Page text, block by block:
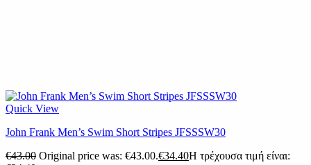
Quick View
John Frank Men’s Swim Short Stripes JFSSSW30
€43.00 Original price was: €43.00.€34.40Η τρέχουσα τιμή είναι: